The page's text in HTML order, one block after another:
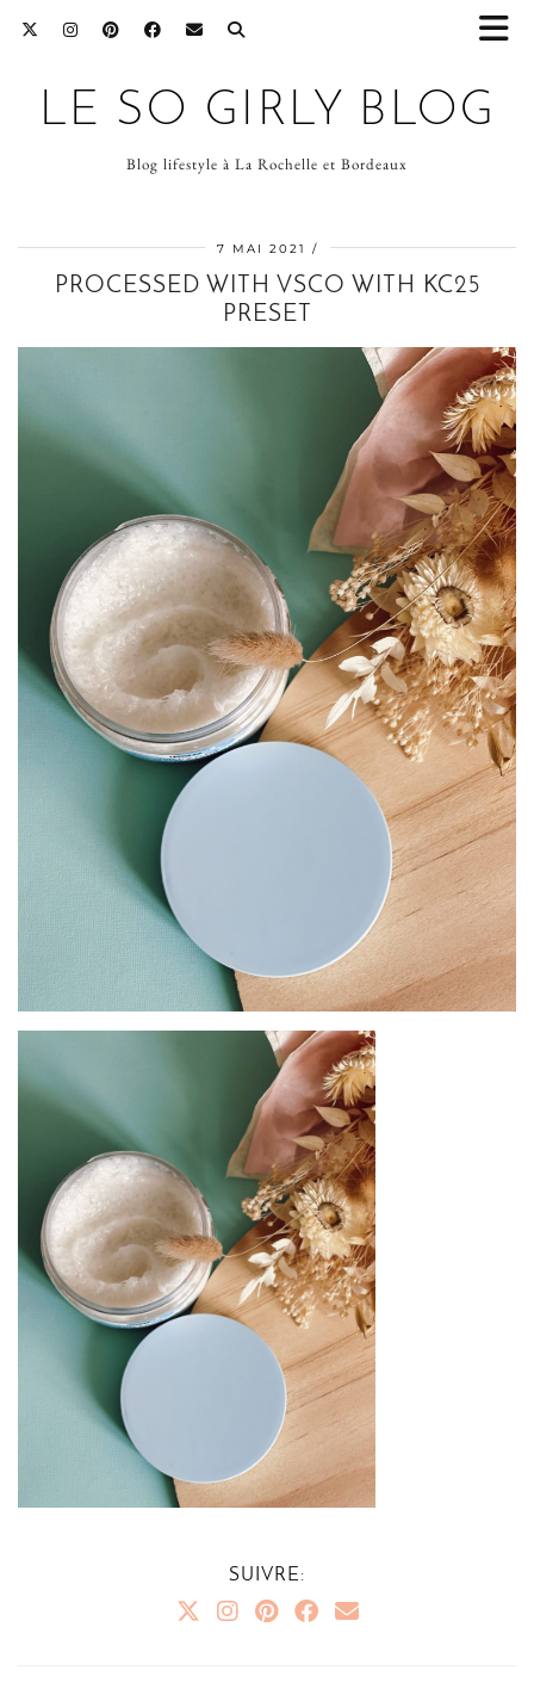
LE SO GIRLY BLOG
Blog lifestyle à La Rochelle et Bordeaux
7 MAI 2021
PROCESSED WITH VSCO WITH KC25
PRESET
SUIVRE: